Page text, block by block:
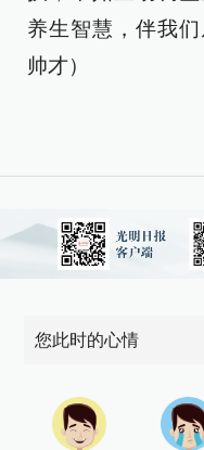
养生智慧，伴我们
帅才）
您此时的心情